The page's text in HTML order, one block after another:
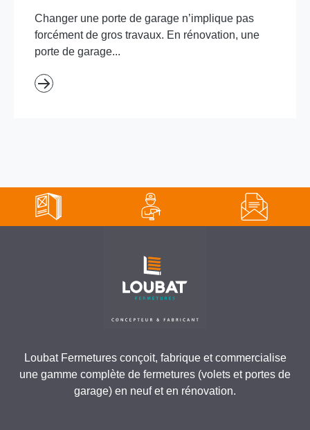
Changer une porte de garage n’implique pas
forcément de gros travaux. En rénovation, une
porte de garage...
Loubat Fermetures conçoit, fabrique et commercialise
une gamme complète de fermetures (volets et portes de
garage) en neuf et en rénovation.